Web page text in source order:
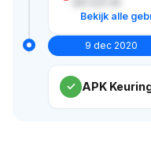
Bekijk alle
9 dec 2020
APK